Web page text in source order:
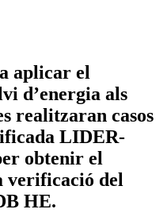
aplicar el
d’energia als
realitzaran casos
LIDER-
obtenir el
verificació del
HE.